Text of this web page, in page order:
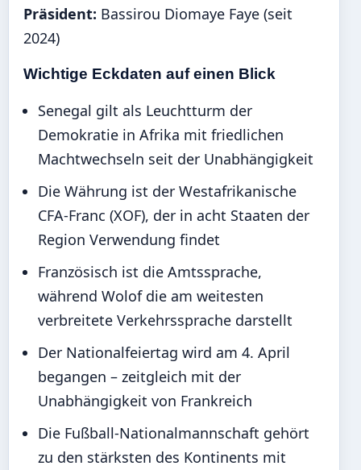
Präsident: Bassirou Diomaye Faye (seit
2024)
Wichtige Eckdaten auf einen Blick
Senegal gilt als Leuchtturm der
Demokratie in Afrika mit friedlichen
Machtwechseln seit der Unabhängigkeit
Die Währung ist der Westafrikanische
CFA-Franc (XOF), der in acht Staaten der
Region Verwendung findet
Französisch ist die Amtssprache,
während Wolof die am weitesten
verbreitete Verkehrssprache darstellt
Der Nationalfeiertag wird am 4. April
begangen – zeitgleich mit der
Unabhängigkeit von Frankreich
Die Fußball-Nationalmannschaft gehört
zu den stärksten des Kontinents mit